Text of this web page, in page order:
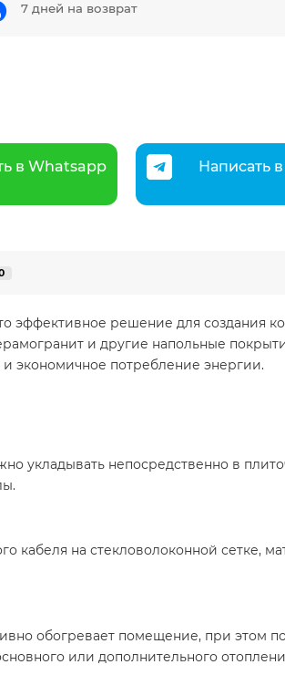
7 дней на возврат
в Whatsapp Написать
эффективное решение для
и другие напольные
и экономичное потребление энергии.​
укладывать непосредственно в
кабеля на стекловолоконной сетке,
обогревает помещение, при этом
или дополнительного